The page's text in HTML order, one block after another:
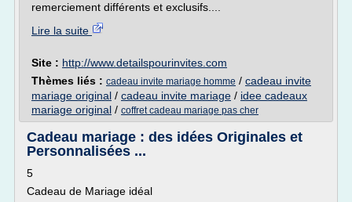
remerciement différents et exclusifs....
Lire la suite
Site : http://www.detailspourinvites.com
Thèmes liés : cadeau invite mariage homme / cadeau invite
mariage original / cadeau invite mariage / idee cadeaux
mariage original / coffret cadeau mariage pas cher
Cadeau mariage : des idées Originales et
Personnalisées ...
5
Cadeau de Mariage idéal